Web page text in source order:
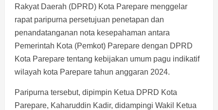
Rakyat Daerah (DPRD) Kota Parepare menggelar
rapat paripurna persetujuan penetapan dan
penandatanganan nota kesepahaman antara
Pemerintah Kota (Pemkot) Parepare dengan DPRD
Kota Parepare tentang kebijakan umum pagu indikatif
wilayah kota Parepare tahun anggaran 2024.
Paripurna tersebut, dipimpin Ketua DPRD Kota
Parepare, Kaharuddin Kadir, didampingi Wakil Ketua